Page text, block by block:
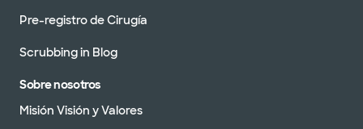
Pre-registro de Cirugía
Scrubbing in Blog
Sobre nosotros
Misión Visión y Valores